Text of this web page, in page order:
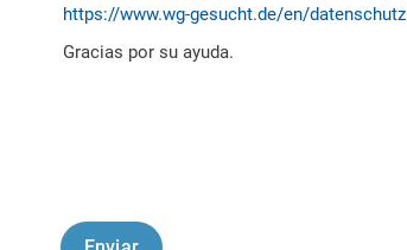
https://www.wg-gesucht.de/en/
Gracias por su ayuda.